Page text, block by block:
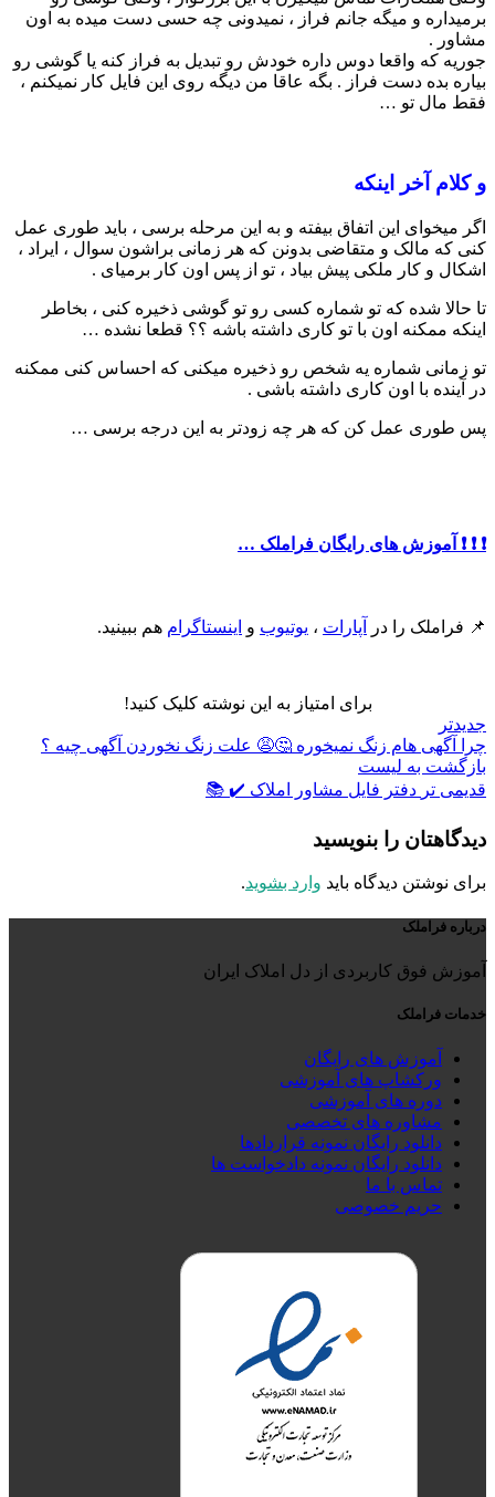
برمیداره و میگه جانم فراز ، نمیدونی چه حسی دست میده به اون
مشاور .
جوریه که واقعا دوس داره خودش رو تبدیل به فراز کنه یا گوشی رو
بیاره بده دست فراز . بگه عاقا من دیگه روی این فایل کار نمیکنم ،
فقط مال تو …
و کلام آخر اینکه
اگر میخوای این اتفاق بیفته و به این مرحله برسی ، باید طوری عمل
کنی که مالک و متقاضی بدونن که هر زمانی براشون سوال ، ایراد ،
اشکال و کار ملکی پیش بیاد ، تو از پس اون کار برمیای .
تا حالا شده که تو شماره کسی رو تو گوشی ذخیره کنی ، بخاطر
اینکه ممکنه اون با تو کاری داشته باشه ؟؟ قطعا نشده …
تو زمانی شماره یه شخص رو ذخیره میکنی که احساس کنی ممکنه
در آینده با اون کاری داشته باشی .
پس طوری عمل کن که هر چه زودتر به این درجه برسی …
❗️ ❗️ ❗️ آموزش های رایگان فراملک …
📌 فراملک را در آپارات ، یوتیوب و اینستاگرام هم ببینید.
برای امتیاز به این نوشته کلیک کنید!
جدیدتر
چرا آگهی هام زنگ نمیخوره 🤔😩 علت زنگ نخوردن آگهی چیه ؟
بازگشت به لیست
قدیمی تر دفتر فایل مشاور املاک ✔️ 📚
دیدگاهتان را بنویسید
برای نوشتن دیدگاه باید وارد بشوید.
درباره فراملک
آموزش فوق کاربردی از دل املاک ایران
خدمات فراملک
آموزش های رایگان
ورکشاپ های آموزشی
دوره های آموزشی
مشاوره های تخصصی
دانلود رایگان نمونه قراردادها
دانلود رایگان نمونه دادخواست ها
تماس با ما
حریم خصوصی